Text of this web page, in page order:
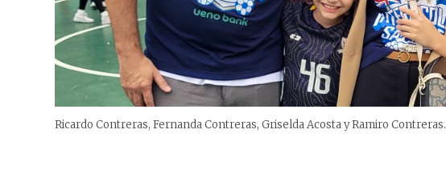
Ricardo Contreras, Fernanda Contreras, Griselda Acosta y Ramiro Contreras.